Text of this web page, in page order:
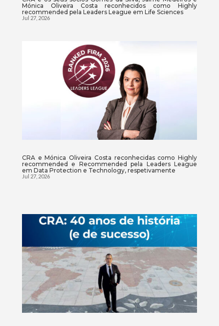
Mónica Oliveira Costa reconhecidos como Highly
recommended pela Leaders League em Life Sciences
Jul 27, 2026
CRA e Mónica Oliveira Costa reconhecidas como Highly
recommended e Recommended pela Leaders League
em Data Protection e Technology, respetivamente
Jul 27, 2026